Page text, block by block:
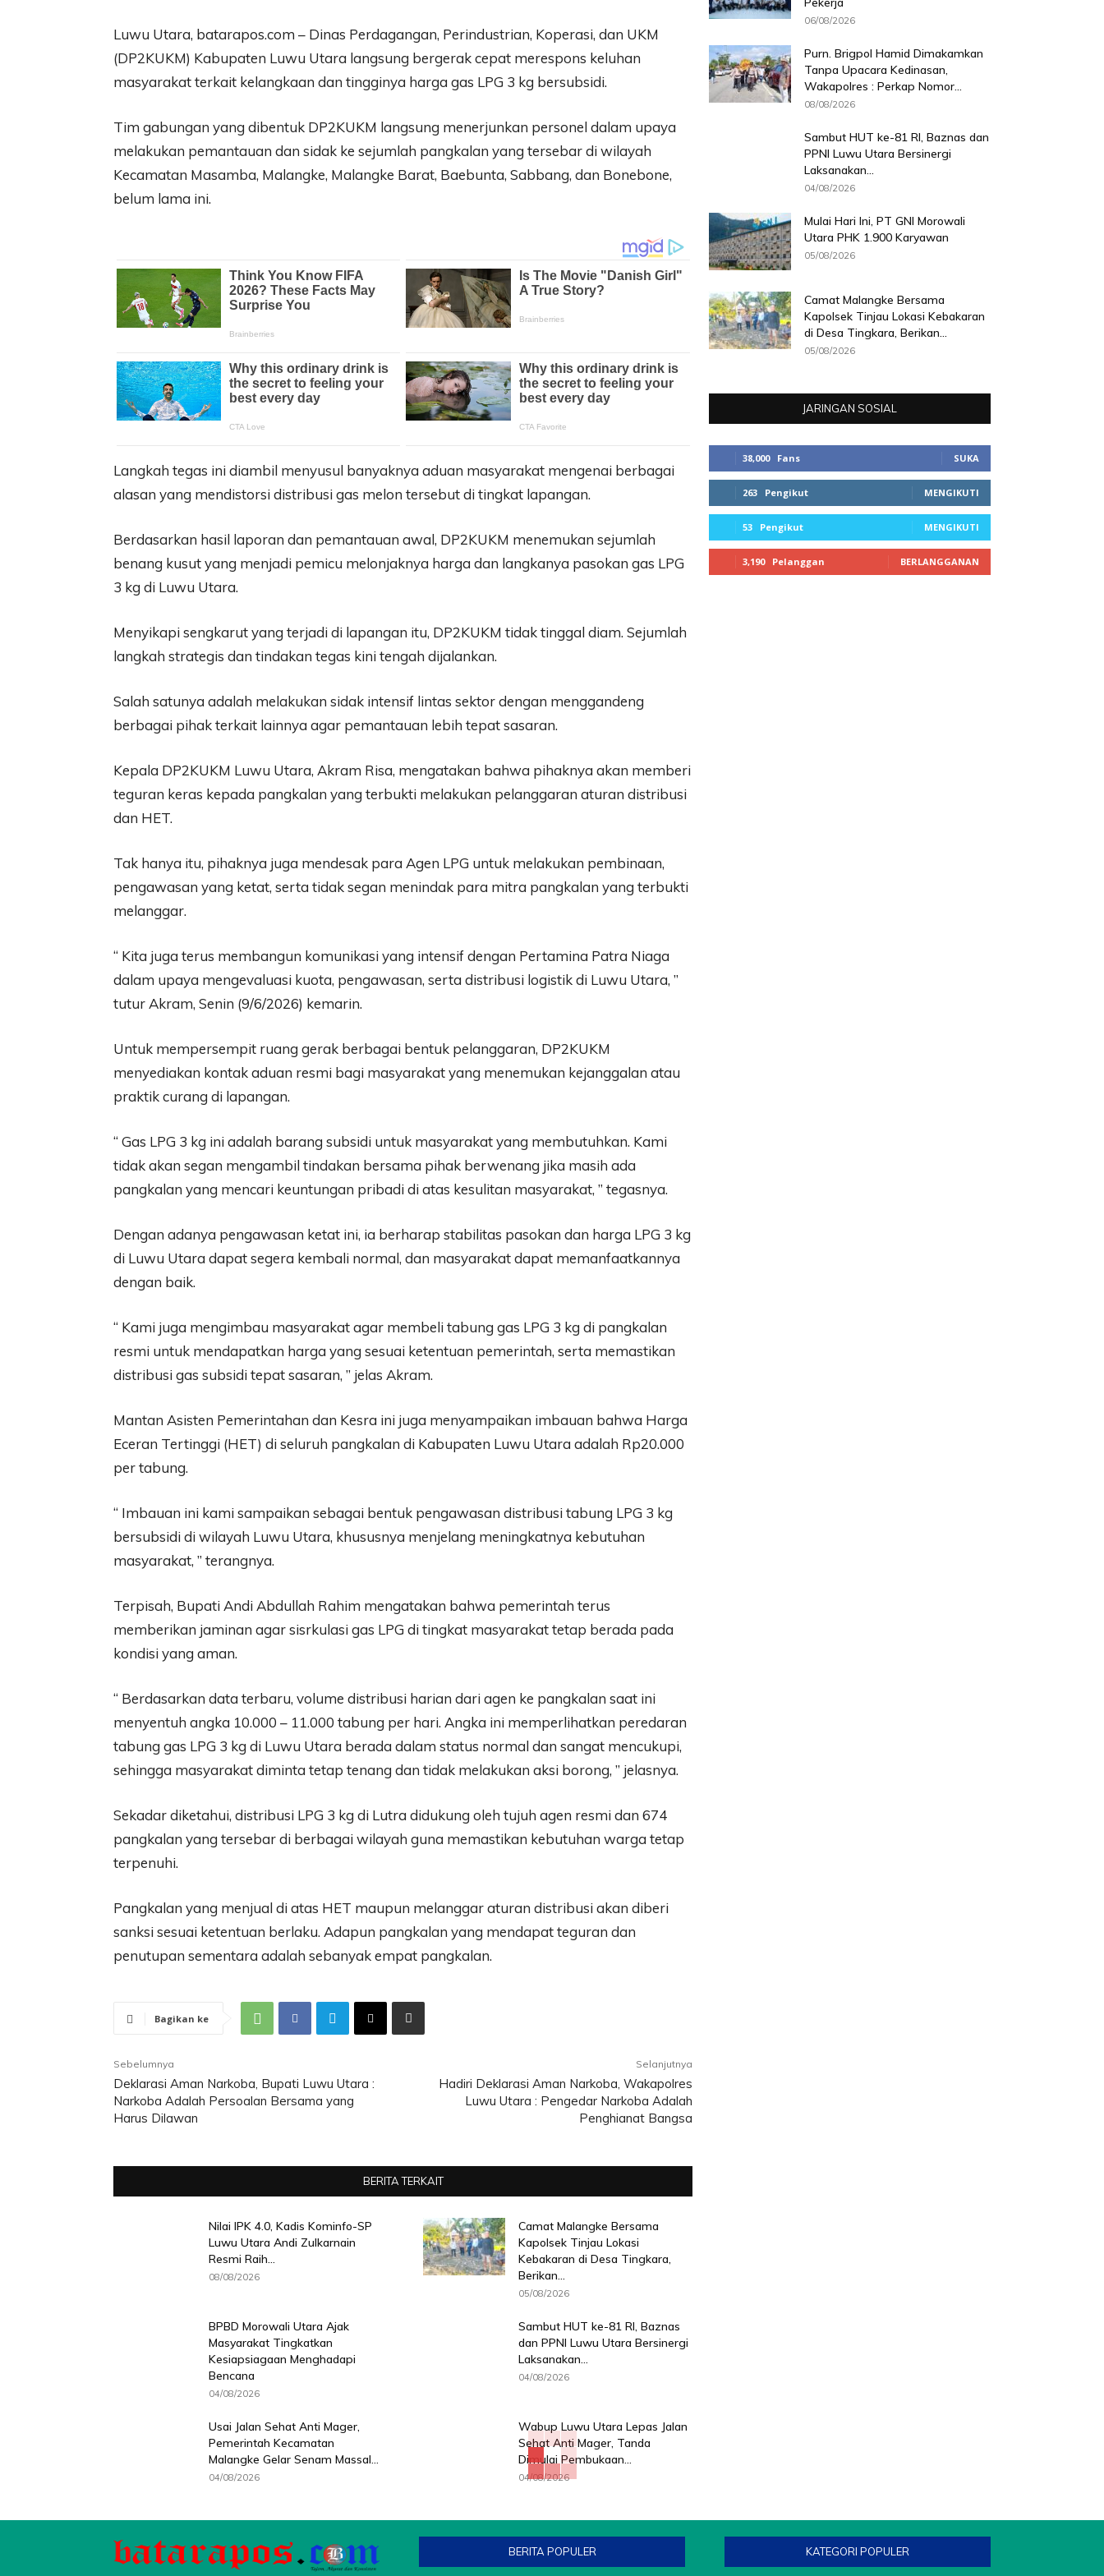
Luwu Utara, batarapos.com – Dinas Perdagangan, Perindustrian, Koperasi, dan UKM
(DP2KUKM) Kabupaten Luwu Utara langsung bergerak cepat merespons keluhan
masyarakat terkait kelangkaan dan tingginya harga gas LPG 3 kg bersubsidi.
Tim gabungan yang dibentuk DP2KUKM langsung menerjunkan personel dalam upaya
melakukan pemantauan dan sidak ke sejumlah pangkalan yang tersebar di wilayah
Kecamatan Masamba, Malangke, Malangke Barat, Baebunta, Sabbang, dan Bonebone,
belum lama ini.
Langkah tegas ini diambil menyusul banyaknya aduan masyarakat mengenai berbagai
alasan yang mendistorsi distribusi gas melon tersebut di tingkat lapangan.
Berdasarkan hasil laporan dan pemantauan awal, DP2KUKM menemukan sejumlah
benang kusut yang menjadi pemicu melonjaknya harga dan langkanya pasokan gas LPG
3 kg di Luwu Utara.
Menyikapi sengkarut yang terjadi di lapangan itu, DP2KUKM tidak tinggal diam. Sejumlah
langkah strategis dan tindakan tegas kini tengah dijalankan.
Salah satunya adalah melakukan sidak intensif lintas sektor dengan menggandeng
berbagai pihak terkait lainnya agar pemantauan lebih tepat sasaran.
Kepala DP2KUKM Luwu Utara, Akram Risa, mengatakan bahwa pihaknya akan memberi
teguran keras kepada pangkalan yang terbukti melakukan pelanggaran aturan distribusi
dan HET.
Tak hanya itu, pihaknya juga mendesak para Agen LPG untuk melakukan pembinaan,
pengawasan yang ketat, serta tidak segan menindak para mitra pangkalan yang terbukti
melanggar.
“ Kita juga terus membangun komunikasi yang intensif dengan Pertamina Patra Niaga
dalam upaya mengevaluasi kuota, pengawasan, serta distribusi logistik di Luwu Utara, ”
tutur Akram, Senin (9/6/2026) kemarin.
Untuk mempersempit ruang gerak berbagai bentuk pelanggaran, DP2KUKM
menyediakan kontak aduan resmi bagi masyarakat yang menemukan kejanggalan atau
praktik curang di lapangan.
“ Gas LPG 3 kg ini adalah barang subsidi untuk masyarakat yang membutuhkan. Kami
tidak akan segan mengambil tindakan bersama pihak berwenang jika masih ada
pangkalan yang mencari keuntungan pribadi di atas kesulitan masyarakat, ” tegasnya.
Dengan adanya pengawasan ketat ini, ia berharap stabilitas pasokan dan harga LPG 3 kg
di Luwu Utara dapat segera kembali normal, dan masyarakat dapat memanfaatkannya
dengan baik.
“ Kami juga mengimbau masyarakat agar membeli tabung gas LPG 3 kg di pangkalan
resmi untuk mendapatkan harga yang sesuai ketentuan pemerintah, serta memastikan
distribusi gas subsidi tepat sasaran, ” jelas Akram.
Mantan Asisten Pemerintahan dan Kesra ini juga menyampaikan imbauan bahwa Harga
Eceran Tertinggi (HET) di seluruh pangkalan di Kabupaten Luwu Utara adalah Rp20.000
per tabung.
“ Imbauan ini kami sampaikan sebagai bentuk pengawasan distribusi tabung LPG 3 kg
bersubsidi di wilayah Luwu Utara, khususnya menjelang meningkatnya kebutuhan
masyarakat, ” terangnya.
Terpisah, Bupati Andi Abdullah Rahim mengatakan bahwa pemerintah terus
memberikan jaminan agar sisrkulasi gas LPG di tingkat masyarakat tetap berada pada
kondisi yang aman.
“ Berdasarkan data terbaru, volume distribusi harian dari agen ke pangkalan saat ini
menyentuh angka 10.000 – 11.000 tabung per hari. Angka ini memperlihatkan peredaran
tabung gas LPG 3 kg di Luwu Utara berada dalam status normal dan sangat mencukupi,
sehingga masyarakat diminta tetap tenang dan tidak melakukan aksi borong, ” jelasnya.
Sekadar diketahui, distribusi LPG 3 kg di Lutra didukung oleh tujuh agen resmi dan 674
pangkalan yang tersebar di berbagai wilayah guna memastikan kebutuhan warga tetap
terpenuhi.
Pangkalan yang menjual di atas HET maupun melanggar aturan distribusi akan diberi
sanksi sesuai ketentuan berlaku. Adapun pangkalan yang mendapat teguran dan
penutupan sementara adalah sebanyak empat pangkalan.
Bagikan ke
Sebelumnya
Deklarasi Aman Narkoba, Bupati Luwu Utara :
Narkoba Adalah Persoalan Bersama yang
Harus Dilawan
Selanjutnya
Hadiri Deklarasi Aman Narkoba, Wakapolres
Luwu Utara : Pengedar Narkoba Adalah
Penghianat Bangsa
BERITA TERKAIT
Nilai IPK 4.0, Kadis Kominfo-SP
Luwu Utara Andi Zulkarnain
Resmi Raih...
08/08/2026
Camat Malangke Bersama
Kapolsek Tinjau Lokasi
Kebakaran di Desa Tingkara,
Berikan...
05/08/2026
BPBD Morowali Utara Ajak
Masyarakat Tingkatkan
Kesiapsiagaan Menghadapi
Bencana
04/08/2026
Sambut HUT ke-81 RI, Baznas
dan PPNI Luwu Utara Bersinergi
Laksanakan...
04/08/2026
Usai Jalan Sehat Anti Mager,
Pemerintah Kecamatan
Malangke Gelar Senam Massal...
04/08/2026
Wabup Luwu Utara Lepas Jalan
Sehat Anti Mager, Tanda
Dimulai Pembukaan...
04/08/2026
06/08/2026
Purn. Brigpol Hamid Dimakamkan
Tanpa Upacara Kedinasan,
Wakapolres : Perkap Nomor...
08/08/2026
Sambut HUT ke-81 RI, Baznas dan
PPNI Luwu Utara Bersinergi
Laksanakan...
04/08/2026
Mulai Hari Ini, PT GNI Morowali
Utara PHK 1.900 Karyawan
05/08/2026
Camat Malangke Bersama
Kapolsek Tinjau Lokasi Kebakaran
di Desa Tingkara, Berikan...
05/08/2026
JARINGAN SOSIAL
38,000 Fans SUKA
263 Pengikut MENGIKUTI
53 Pengikut MENGIKUTI
3,190 Pelanggan BERLANGGANAN
BERITA POPULER KATEGORI POPULER